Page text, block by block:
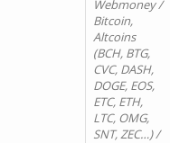
Webmoney /
Bitcoin,
Altcoins
(BCH, BTG,
CVC, DASH,
DOGE, EOS,
ETC, ETH,
LTC, OMG,
SNT, ZEC…) /